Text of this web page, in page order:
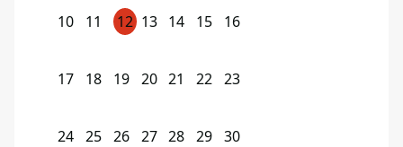
10 11 12 13 14 15 16
17 18 19 20 21 22 23
24 25 26 27 28 29 30